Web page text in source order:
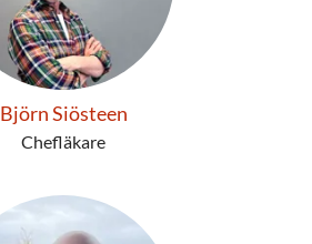
Björn Siösteen
Chefläkare